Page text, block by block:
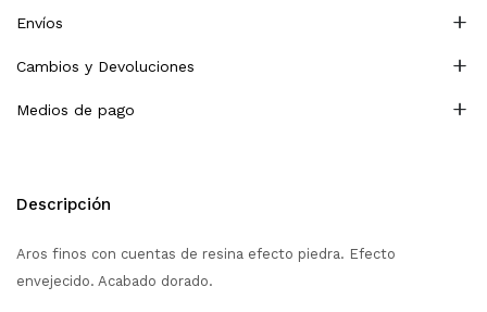
Envíos
Cambios y Devoluciones
Medios de pago
Descripción
Aros finos con cuentas de resina efecto piedra. Efecto
envejecido. Acabado dorado.